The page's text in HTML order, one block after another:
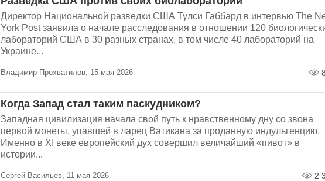
Директор Национальной разведки США Тулси Габбард в интервью The
York Post заявила о начале расследования в отношении 120
лабораторий США в 30 разных странах, в том числе 40 лабораторий на
Украине...
Владимир Прохватилов, 15 мая 2026
Когда Запад стал таким паскудником?
Западная цивилизация начала свой путь к нравственному дну со звона
первой монеты, упавшей в ларец Ватикана за проданную индульгенцию.
Именно в XI веке европейский дух совершил величайший «пивот» в
истории...
Сергей Васильев, 11 мая 2026 2